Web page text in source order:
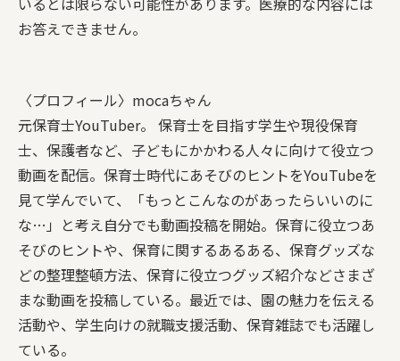
お答えできません。
〈プロフィール〉mocaちゃん
元保育士YouTuber。 保育士を目指す学生や現役保育
士、保護者など、子どもにかかわる人々に向けて役立つ
動画を配信。保育士時代にあそびのヒントをYouTubeを
見て学んでいて、「もっとこんなのがあったらいいのに
な…」と考え自分でも動画投稿を開始。保育に役立つあ
そびのヒントや、保育に関するあるある、保育グッズな
どの整理整頓方法、保育に役立つグッズ紹介などさまざ
まな動画を投稿している。最近では、園の魅力を伝える
活動や、学生向けの就職支援活動、保育雑誌でも活躍し
ている。